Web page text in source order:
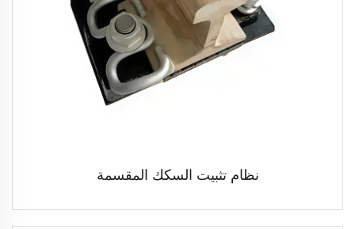
نظام تثبيت السكك المقسمة